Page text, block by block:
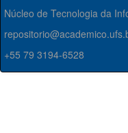
Núcleo de Tecnologia da
+55 79 3194-6528